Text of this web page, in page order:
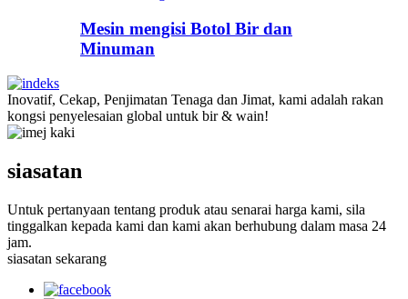
Mesin mengisi Botol Bir dan
Minuman
Inovatif, Cekap, Penjimatan Tenaga dan Jimat, kami adalah rakan
kongsi penyelesaian global untuk bir & wain!
siasatan
Untuk pertanyaan tentang produk atau senarai harga kami, sila
tinggalkan kepada kami dan kami akan berhubung dalam masa 24
jam.
siasatan sekarang